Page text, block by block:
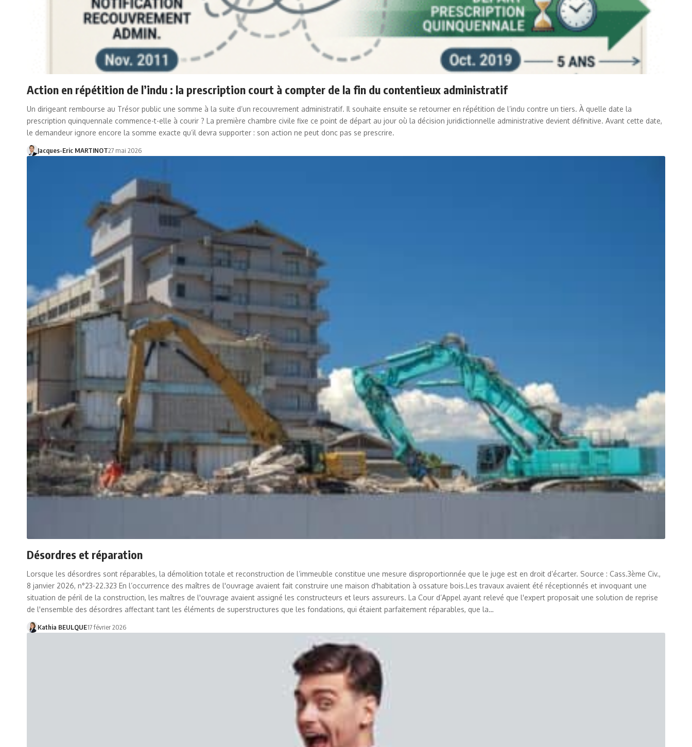
Action en répétition de l’indu : la prescription court à compter de la fin du contentieux administratif
Un dirigeant rembourse au Trésor public une somme à la suite d’un recouvrement administratif. Il souhaite ensuite se retourner en répétition de l’indu contre un tiers. À quelle date la
prescription quinquennale commence-t-elle à courir ? La première chambre civile fixe ce point de départ au jour où la décision juridictionnelle administrative devient définitive. Avant cette date,
le demandeur ignore encore la somme exacte qu’il devra supporter : son action ne peut donc pas se prescrire.
Jacques-Eric MARTINOT27 mai 2026
Désordres et réparation
Lorsque les désordres sont réparables, la démolition totale et reconstruction de l’immeuble constitue une mesure disproportionnée que le juge est en droit d’écarter. Source : Cass.3ème Civ.,
8 janvier 2026, n°23-22.323 En l’occurrence des maîtres de l'ouvrage avaient fait construire une maison d'habitation à ossature bois.Les travaux avaient été réceptionnés et invoquant une
situation de péril de la construction, les maîtres de l'ouvrage avaient assigné les constructeurs et leurs assureurs. La Cour d’Appel ayant relevé que l'expert proposait une solution de reprise
de l'ensemble des désordres affectant tant les éléments de superstructures que les fondations, qui étaient parfaitement réparables, que la…
Kathia BEULQUE17 février 2026